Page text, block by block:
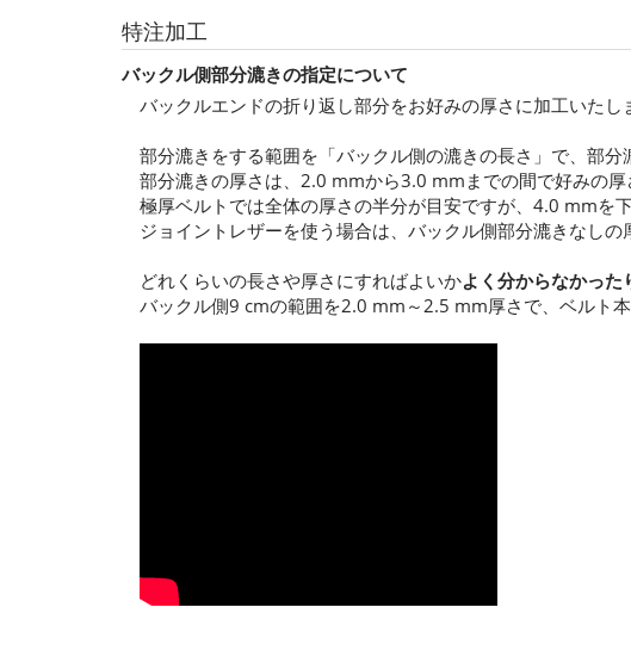
特注加工
バックル側部分漉きの指定について
バックルエンドの折り返し部分をお好みの厚さに加工いたし
部分漉きをする範囲を「バックル側の漉きの長さ」で、部
部分漉きの厚さは、2.0 mmから3.0 mmまでの間で好みの厚
極厚ベルトでは全体の厚さの半分が目安ですが、4.0 mmを
ジョイントレザーを使う場合は、バックル側部分漉きなしの
どれくらいの長さや厚さにすればよいかよく分からなかっ
バックル側9 cmの範囲を2.0 mm～2.5 mm厚さで、ベルト